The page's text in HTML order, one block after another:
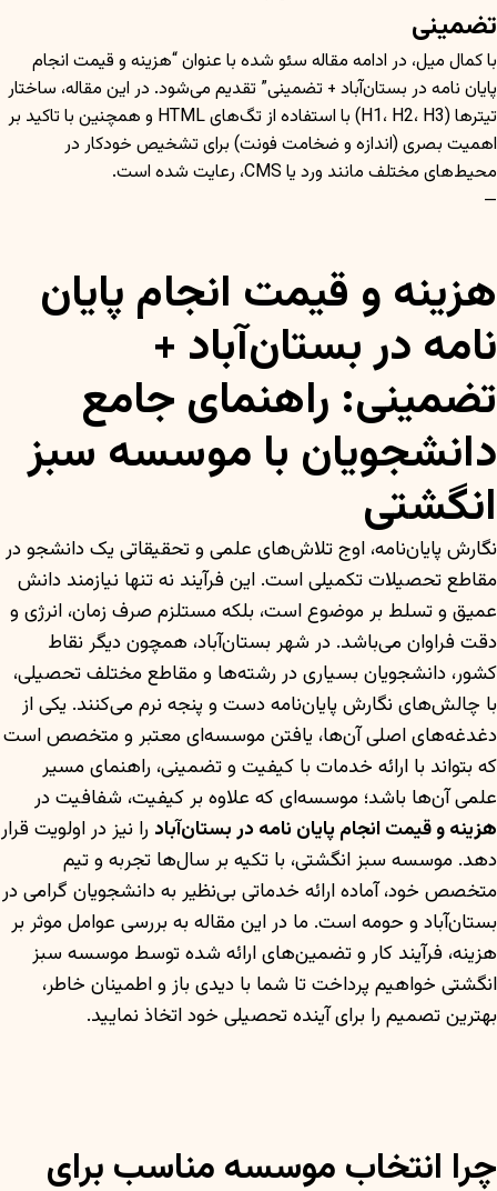
تضمینی
با کمال میل، در ادامه مقاله سئو شده با عنوان “هزینه و قیمت انجام
پایان نامه در بستان‌آباد + تضمینی” تقدیم می‌شود. در این مقاله، ساختار
تیترها (H1، H2، H3) با استفاده از تگ‌های HTML و همچنین با تاکید بر
اهمیت بصری (اندازه و ضخامت فونت) برای تشخیص خودکار در
محیط‌های مختلف مانند ورد یا CMS، رعایت شده است.
—
هزینه و قیمت انجام پایان
نامه در بستان‌آباد +
تضمینی: راهنمای جامع
دانشجویان با موسسه سبز
انگشتی
نگارش پایان‌نامه، اوج تلاش‌های علمی و تحقیقاتی یک دانشجو در
مقاطع تحصیلات تکمیلی است. این فرآیند نه تنها نیازمند دانش
عمیق و تسلط بر موضوع است، بلکه مستلزم صرف زمان، انرژی و
دقت فراوان می‌باشد. در شهر بستان‌آباد، همچون دیگر نقاط
کشور، دانشجویان بسیاری در رشته‌ها و مقاطع مختلف تحصیلی،
با چالش‌های نگارش پایان‌نامه دست و پنجه نرم می‌کنند. یکی از
دغدغه‌های اصلی آن‌ها، یافتن موسسه‌ای معتبر و متخصص است
که بتواند با ارائه خدمات با کیفیت و تضمینی، راهنمای مسیر
علمی آن‌ها باشد؛ موسسه‌ای که علاوه بر کیفیت، شفافیت در
هزینه و قیمت انجام پایان نامه در بستان‌آباد را نیز در اولویت قرار
دهد. موسسه سبز انگشتی، با تکیه بر سال‌ها تجربه و تیم
متخصص خود، آماده ارائه خدماتی بی‌نظیر به دانشجویان گرامی در
بستان‌آباد و حومه است. ما در این مقاله به بررسی عوامل موثر بر
هزینه، فرآیند کار و تضمین‌های ارائه شده توسط موسسه سبز
انگشتی خواهیم پرداخت تا شما با دیدی باز و اطمینان خاطر،
بهترین تصمیم را برای آینده تحصیلی خود اتخاذ نمایید.
چرا انتخاب موسسه مناسب برای